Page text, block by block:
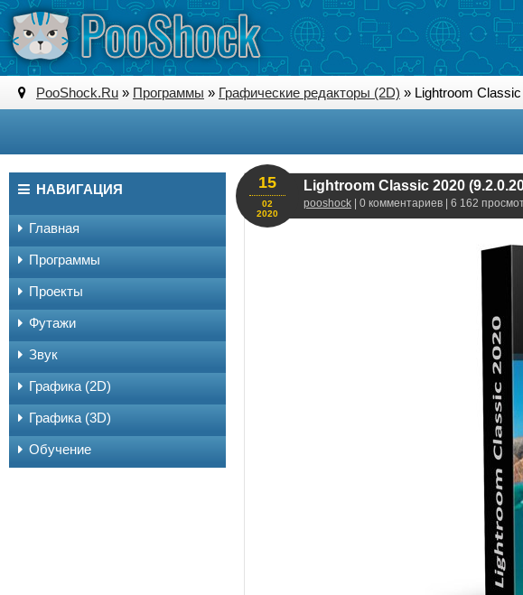
PooShock.Ru » Программы » Графические редакторы (2D) » Lightroom
Lightroom Classic 2020
pooshock | 0 комментариев | 6 162
15
02
2020
НАВИГАЦИЯ
Главная
Программы
Проекты
Футажи
Звук
Графика (2D)
Графика (3D)
Обучение